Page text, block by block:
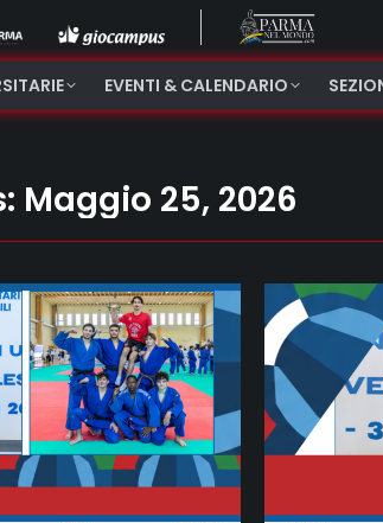
EVENTI & CALENDARIO
Maggio 25, 2026